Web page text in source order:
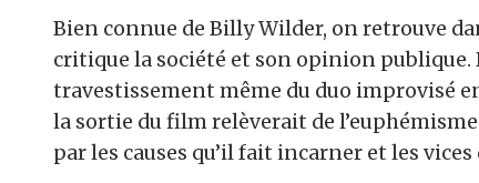
Bien connue de Billy Wilder, on retrouve
critique la société et son opinion
travestissement même du duo improvisé
la sortie du film relèverait de
par les causes qu’il fait incarner et les vices